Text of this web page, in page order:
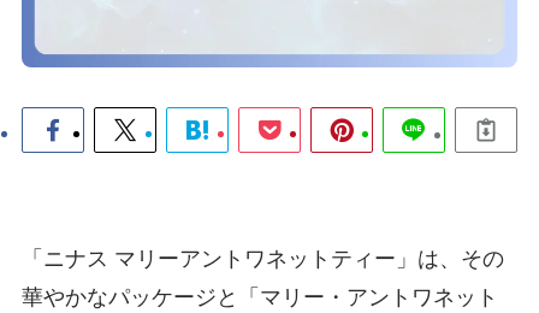
「ニナス マリーアントワネットティー」は、その
華やかなパッケージと「マリー・アントワネット